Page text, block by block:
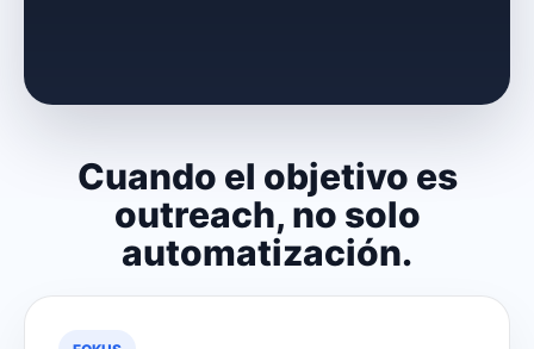
Cuando el objetivo es
outreach, no solo
automatización.